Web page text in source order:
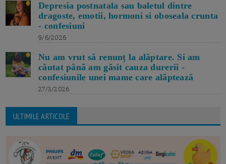
Depresia postnatala sau baletul dintre
dragoste, emotii, hormoni si oboseala crunta
- confesiuni
9/6/2026
Nu am vrut să renunț la alăptare. Si am
căutat până am găsit cauza durerii -
confesiunile unei mame care alăptează
27/3/2026
ULTIMILE ARTICOLE